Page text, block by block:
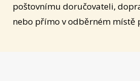
poštovnímu doručovateli,
nebo přímo v odběrném místě